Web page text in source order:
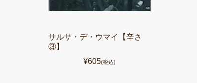
サルサ・デ・ウマイ【辛さ
③】
¥605(税込)